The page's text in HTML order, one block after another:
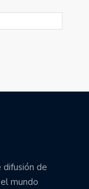
de
mundo